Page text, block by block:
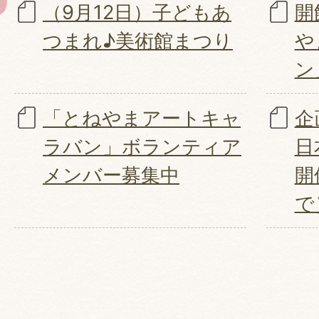
（9月12日）子どもあ
つまれ♪美術館まつり
「とねやまアートキャ
ラバン」ボランティア
メンバー募集中